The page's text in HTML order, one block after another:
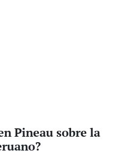
Pineau sobre la